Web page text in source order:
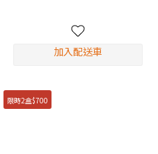
加入配送車
限時2盒$700